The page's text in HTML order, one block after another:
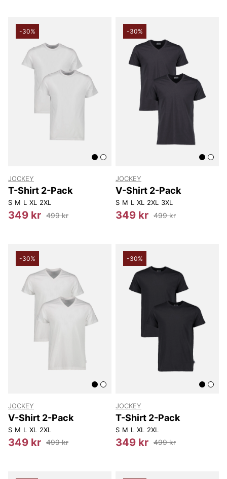
-30%
JOCKEY
T-Shirt 2-Pack
S M L XL 2XL
349 kr 499 kr
-30%
JOCKEY
V-Shirt 2-Pack
S M L XL 2XL 3XL
349 kr 499 kr
-30%
JOCKEY
V-Shirt 2-Pack
S M L XL 2XL
349 kr 499 kr
-30%
JOCKEY
T-Shirt 2-Pack
S M L XL 2XL
349 kr 499 kr